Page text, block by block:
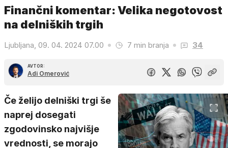
Finančni komentar: Velika negotovost
na delniških trgih
Ljubljana, 09. 04. 2024 07.00 7 min branja 34
AVTOR:
Adi Omerović
Če želijo delniški trgi še
naprej dosegati
zgodovinsko najvišje
vrednosti, se morajo